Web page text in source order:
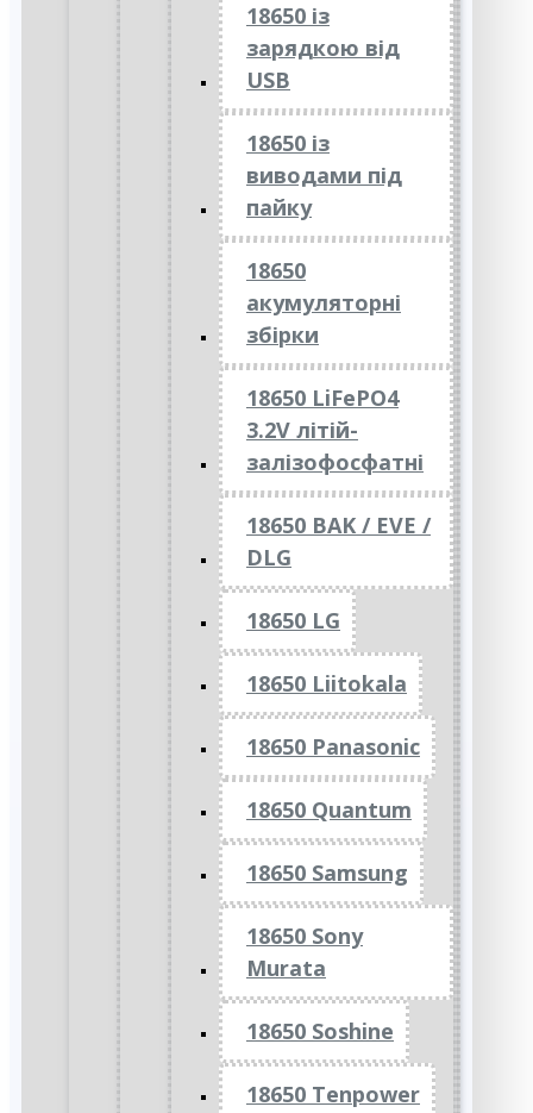
18650 із
зарядкою від
USB
18650 із
виводами під
пайку
18650
акумуляторні
збірки
18650 LiFePO4
3.2V літій-
залізофосфатні
18650 BAK / EVE /
DLG
18650 LG
18650 Liitokala
18650 Panasonic
18650 Quantum
18650 Samsung
18650 Sony
Murata
18650 Soshine
18650 Tenpower